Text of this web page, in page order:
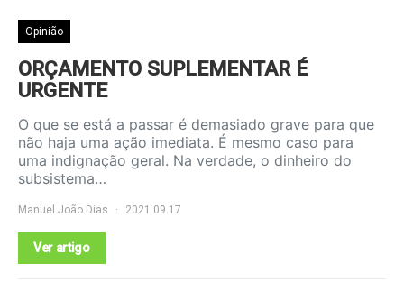
Opinião
ORÇAMENTO SUPLEMENTAR É
URGENTE
O que se está a passar é demasiado grave para que
não haja uma ação imediata. É mesmo caso para
uma indignação geral. Na verdade, o dinheiro do
subsistema…
Manuel João Dias 2021.09.17
Ver artigo